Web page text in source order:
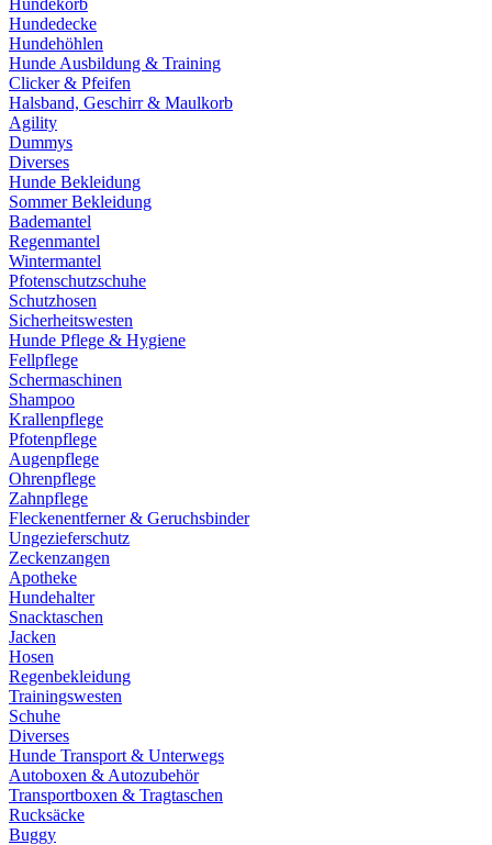
Hundekorb
Hundedecke
Hundehöhlen
Hunde Ausbildung & Training
Clicker & Pfeifen
Halsband, Geschirr & Maulkorb
Agility
Dummys
Diverses
Hunde Bekleidung
Sommer Bekleidung
Bademantel
Regenmantel
Wintermantel
Pfotenschutzschuhe
Schutzhosen
Sicherheitswesten
Hunde Pflege & Hygiene
Fellpflege
Schermaschinen
Shampoo
Krallenpflege
Pfotenpflege
Augenpflege
Ohrenpflege
Zahnpflege
Fleckenentferner & Geruchsbinder
Ungezieferschutz
Zeckenzangen
Apotheke
Hundehalter
Snacktaschen
Jacken
Hosen
Regenbekleidung
Trainingswesten
Schuhe
Diverses
Hunde Transport & Unterwegs
Autoboxen & Autozubehör
Transportboxen & Tragtaschen
Rucksäcke
Buggy